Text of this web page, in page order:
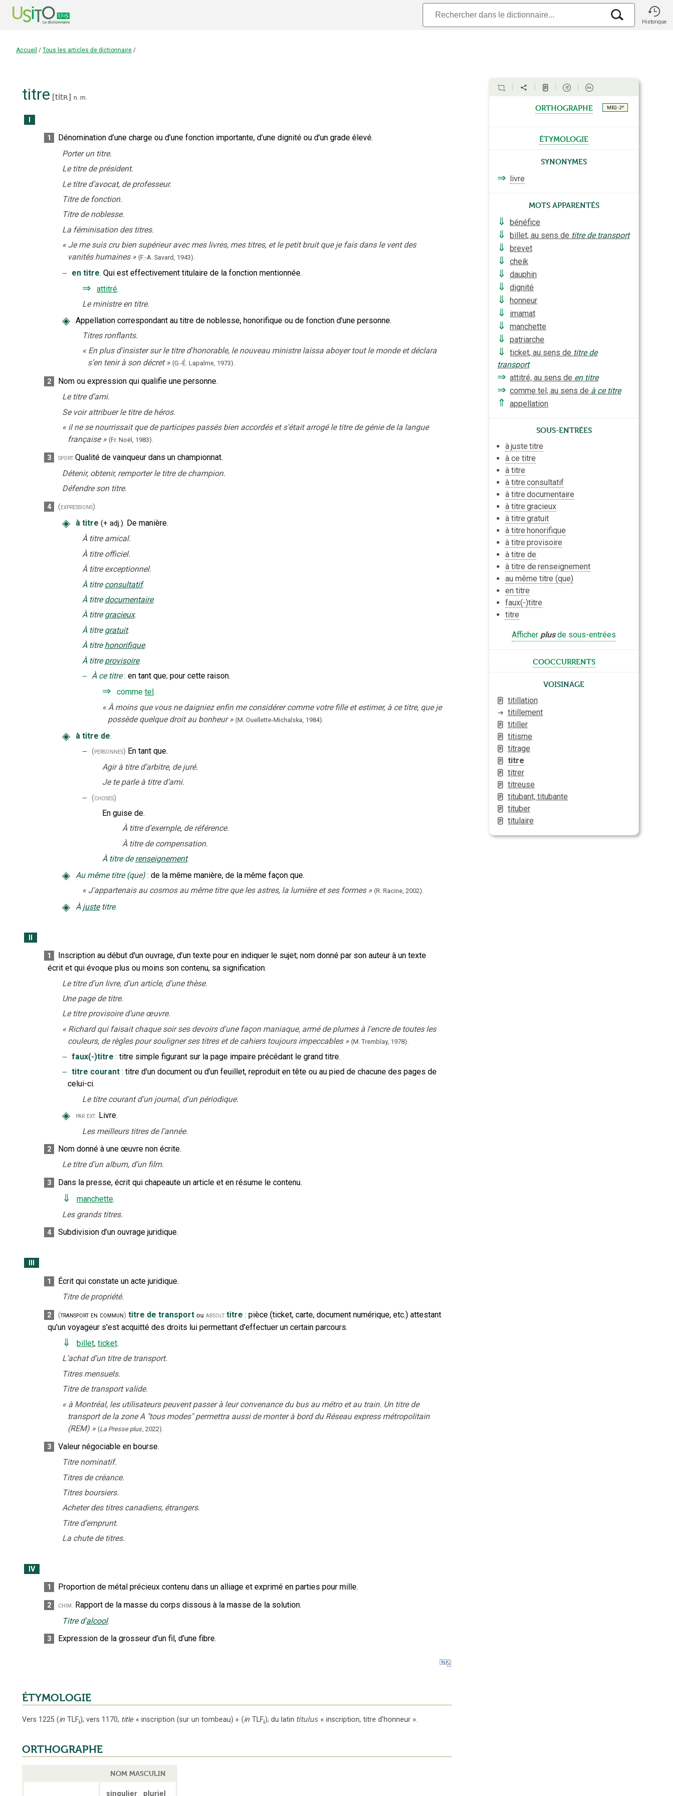
Historique
Accueil / Tous les articles de dictionnaire /
titre [titʀ] n. m.
1
Dénomination d’une charge ou d’une fonction importante, d’une dignité ou d’un grade élevé.
Porter un titre.
Le titre de président.
Le titre d’avocat, de professeur.
Titre de fonction.
Titre de noblesse.
La féminisation des titres.
« Je me suis cru bien supérieur avec mes livres, mes titres, et le petit bruit que je fais dans le vent des
vanités humaines » (F.-A. Savard, 1943).
‒ en titre. Qui est effectivement titulaire de la fonction mentionnée.
⇒ attitré.
Le ministre en titre.
◈ Appellation correspondant au titre de noblesse, honorifique ou de fonction d'une personne.
Titres ronflants.
« En plus d'insister sur le titre d'honorable, le nouveau ministre laissa aboyer tout le monde et déclara
s’en tenir à son décret » (G.-É. Lapalme, 1973).
2
Nom ou expression qui qualifie une personne.
Le titre d’ami.
Se voir attribuer le titre de héros.
« il ne se nourrissait que de participes passés bien accordés et s'était arrogé le titre de génie de la langue
française » (Fr. Noël, 1983).
3 sport Qualité de vainqueur dans un championnat.
Détenir, obtenir, remporter le titre de champion.
Défendre son titre.
4 (expressions)
◈ à titre (+ adj.). De manière.
À titre amical.
À titre officiel.
À titre exceptionnel.
À titre consultatif.
À titre documentaire.
À titre gracieux.
À titre gratuit.
À titre honorifique.
À titre provisoire.
‒ À ce titre : en tant que; pour cette raison.
⇒ comme tel .
« À moins que vous ne daigniez enfin me considérer comme votre fille et estimer, à ce titre, que je
possède quelque droit au bonheur » (M. Ouellette-Michalska, 1984).
◈ à titre de.
‒ (personnes) En tant que.
Agir à titre d’arbitre, de juré.
Je te parle à titre d’ami.
‒ (choses)
En guise de.
À titre d’exemple, de référence.
À titre de compensation.
À titre de renseignement.
◈ Au même titre (que) : de la même manière, de la même façon que.
« J'appartenais au cosmos au même titre que les astres, la lumière et ses formes » (R. Racine, 2002).
◈ À juste titre.
1 Inscription au début d'un ouvrage, d’un texte pour en indiquer le sujet; nom donné par son auteur à un texte
écrit et qui évoque plus ou moins son contenu, sa signification.
Le titre d’un livre, d’un article, d’une thèse.
Une page de titre.
Le titre provisoire d’une œuvre.
« Richard qui faisait chaque soir ses devoirs d'une façon maniaque, armé de plumes à l'encre de toutes les
couleurs, de règles pour souligner ses titres et de cahiers toujours impeccables » (M. Tremblay, 1978).
‒ faux(-)titre : titre simple figurant sur la page impaire précédant le grand titre.
‒ titre courant : titre d'un document ou d’un feuillet, reproduit en tête ou au pied de chacune des pages de
celui-ci.
Le titre courant d'un journal, d'un périodique.
◈ par ext. Livre.
Les meilleurs titres de l’année.
2
Nom donné à une œuvre non écrite.
Le titre d’un album, d’un film.
3 Dans la presse, écrit qui chapeaute un article et en résume le contenu.
⇓ manchette.
Les grands titres.
4 Subdivision d’un ouvrage juridique.
1
Écrit qui constate un acte juridique.
Titre de propriété.
2 (transport en commun) titre de transport ou absolt titre : pièce (ticket, carte, document numérique, etc.) attestant
qu'un voyageur s'est acquitté des droits lui permettant d'effectuer un certain parcours.
⇓ billet, ticket.
L’achat d’un titre de transport.
Titres mensuels.
Titre de transport valide.
« à Montréal, les utilisateurs peuvent passer à leur convenance du bus au métro et au train. Un titre de
transport de la zone A "tous modes" permettra aussi de monter à bord du Réseau express métropolitain
(REM) » (La Presse plus 2022).
3
Valeur négociable en bourse.
Titre nominatif.
Titres de créance.
Titres boursiers.
Acheter des titres canadiens, étrangers.
Titre d’emprunt.
La chute de titres.
IV
1 Proportion de métal précieux contenu dans un alliage et exprimé en parties pour mille.
2 chim. Rapport de la masse du corps dissous à la masse de la solution.
Titre d'alcool.
3 Expression de la grosseur d’un fil, d’une fibre.
ÉTYMOLOGIE
Vers 1225 (in TLFi); vers 1170, title « inscription (sur un tombeau) » (in TLFi); du latin titulus « inscription, titre d'honneur ».
ORTHOGRAPHE
NOM MASCULIN
singulier pluriel
orthographe MEQ - 2e
étymologie
Synonymes
⇒ livre
Mots apparentés
⇓
bénéfice
⇓ billet, au sens de titre de transport
⇓ brevet
⇓ cheik
⇓ dauphin
⇓ dignité
⇓ honneur
⇓ imamat
⇓ manchette
⇓ patriarche
⇓ ticket, au sens de titre de
transport
⇒ attitré, au sens de en titre
⇒ comme tel, au sens de à ce titre
⇑ appellation
Sous-entrées
àjuste titre
à ce titre
à titre
à titre consultatif
à titre documentaire
à titre gracieux
à titre gratuit
à titre honorifique
à titre provisoire
à titre de
à titre de renseignement
au même titre (que)
en titre
faux(-)titre
titre
Afficher plusde sous-entrées
cooccurrents
Voisinage
titillation
titillement
titiller
titisme
titrage
titre
titrer
titreuse
titubant, titubante
tituber
titulaire